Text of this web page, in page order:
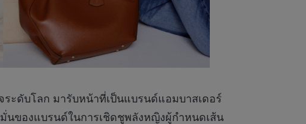
ะดับโลก มารับหน้าที่เป็นแบรนด์แอมบาสเดอร์
ของแบรนด์ในการเชิดชูพลังหญิงผู้กำหนดเส้น